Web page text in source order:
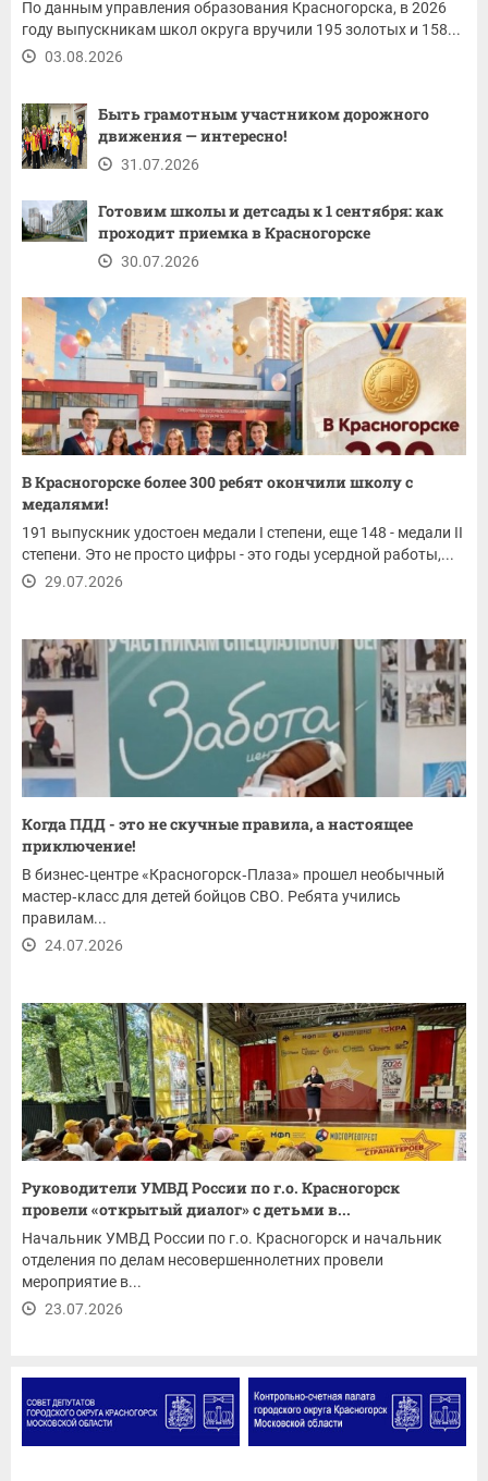
По данным управления образования Красногорска, в 2026
году выпускникам школ округа вручили 195 золотых и 158...
03.08.2026
Быть грамотным участником дорожного
движения — интересно!
31.07.2026
Готовим школы и детсады к 1 сентября: как
проходит приемка в Красногорске
30.07.2026
В Красногорске более 300 ребят окончили школу с
медалями!
191 выпускник удостоен медали I степени, еще 148 - медали II
степени. Это не просто цифры - это годы усердной работы,...
29.07.2026
Когда ПДД - это не скучные правила, а настоящее
приключение!
В бизнес‑центре «Красногорск‑Плаза» прошел необычный
мастер‑класс для детей бойцов СВО. Ребята учились
правилам...
24.07.2026
Руководители УМВД России по г.о. Красногорск
провели «открытый диалог» с детьми в...
Начальник УМВД России по г.о. Красногорск и начальник
отделения по делам несовершеннолетних провели
мероприятие в...
23.07.2026